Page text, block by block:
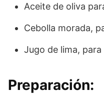
Aceite de oliva
Cebolla morada,
Jugo de lima,
Preparación: